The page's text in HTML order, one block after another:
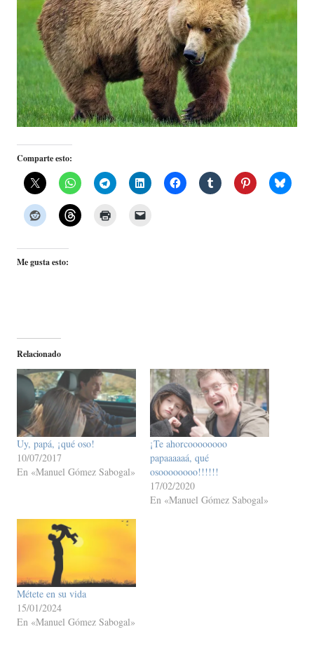
Comparte esto:
Me gusta esto:
Relacionado
Uy, papá, ¡qué oso!
10/07/2017
En «Manuel Gómez Sabogal»
¡Te ahorcoooooooo
papaaaaaá, qué
osoooooooo!!!!!!
17/02/2020
En «Manuel Gómez Sabogal»
Métete en su vida
15/01/2024
En «Manuel Gómez Sabogal»